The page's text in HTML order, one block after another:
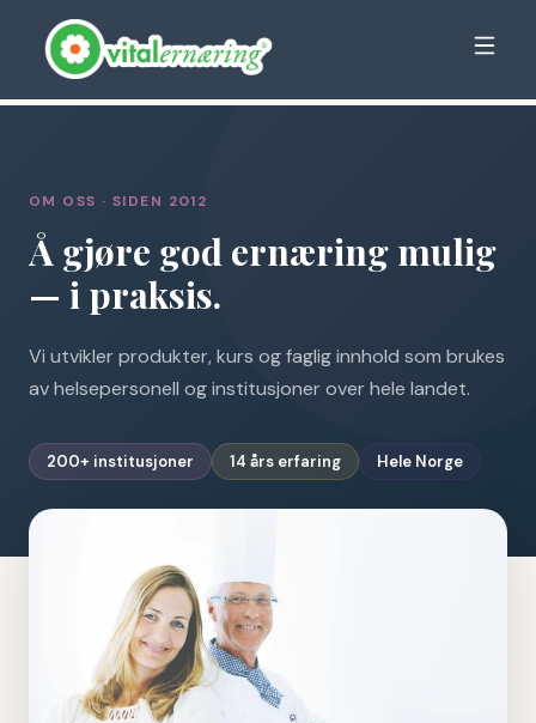
OM OSS · SIDEN 2012
Å gjøre god ernæring mulig
— i praksis.
Vi utvikler produkter, kurs og faglig innhold som brukes
av helsepersonell og institusjoner over hele landet.
200+ institusjoner 14 års erfaring Hele Norge